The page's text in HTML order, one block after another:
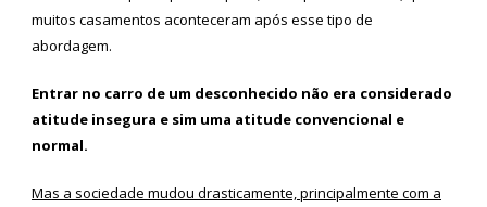
muitos casamentos aconteceram após esse tipo de
abordagem.
Entrar no carro de um desconhecido não era considerado
atitude insegura e sim uma atitude convencional e
normal.
Mas a sociedade mudou drasticamente, principalmente com a